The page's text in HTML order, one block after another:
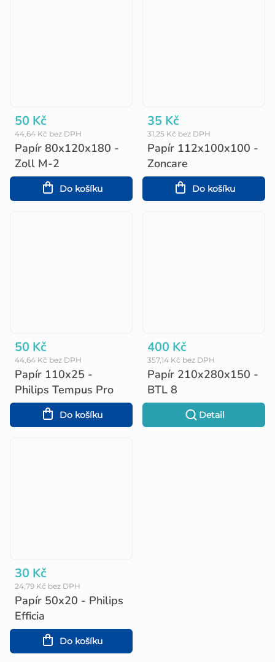
Papír 80x120x180 -
Zoll M-2
44,64 Kč bez DPH
50 Kč
Do košíku
Papír 112x100x100 -
Zoncare
31,25 Kč bez DPH
35 Kč
Do košíku
Papír 110x25 -
Philips Tempus Pro
44,64 Kč bez DPH
50 Kč
Do košíku
Papír 210x280x150 -
BTL 8
357,14 Kč bez DPH
400 Kč
Detail
Papír 50x20 - Philips
Efficia
24,79 Kč bez DPH
30 Kč
Do košíku